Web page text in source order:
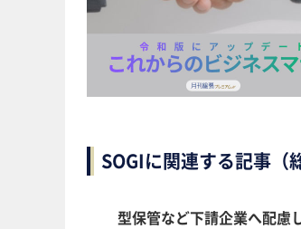
SOGIに関連する記事（
型保管など下請企業へ配慮